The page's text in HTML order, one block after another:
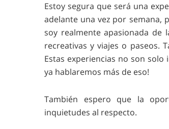
Estoy segura que será una
adelante una vez por semana,
soy realmente apasionada de
recreativas y viajes o paseos.
Estas experiencias no son
ya hablaremos más de eso!
También espero que la
inquietudes al respecto.